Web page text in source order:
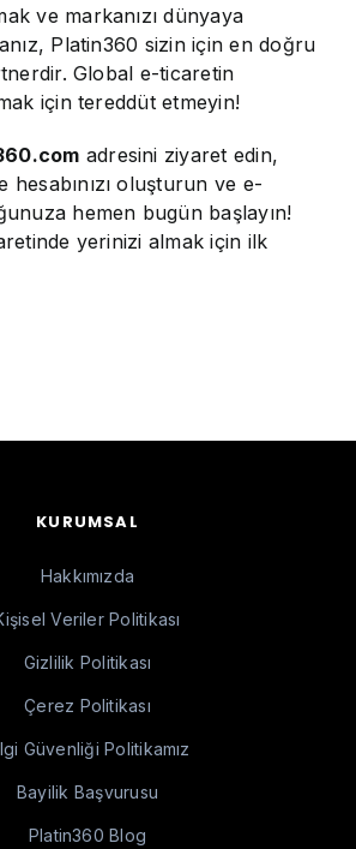
ve markanızı dünyaya
Platin360 sizin için en doğru
Global e-ticaretin
için tereddüt etmeyin!
adresini ziyaret edin,
hesabınızı oluşturun ve e-
hemen bugün başlayın!
yerinizi almak için ilk
KURUMSAL
Hakkımızda
Veriler Politikası
Gizlilik Politikası
Çerez Politikası
Güvenliği Politikamız
Bayilik Başvurusu
Platin360 Blog